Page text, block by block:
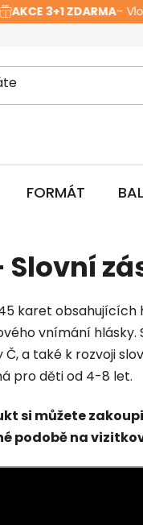
3+1 ZDARMA–
FORMÁT
Slovní
karet obsahujících
vnímání hlásky.
Č, a také k rozvoji
pro děti od 4-8 let.
si můžete
podobě na